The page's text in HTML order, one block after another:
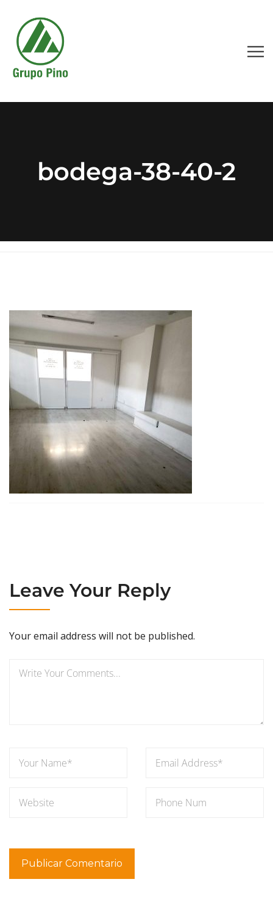
bodega-38-40-2
Leave Your Reply
Your email address will not be published.